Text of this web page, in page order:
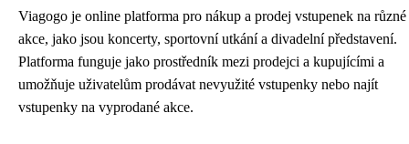
Viagogo je online platforma pro nákup a prodej vstupenek na různé
akce, jako jsou koncerty, sportovní utkání a divadelní představení.
Platforma funguje jako prostředník mezi prodejci a kupujícími a
umožňuje uživatelům prodávat nevyužité vstupenky nebo najít
vstupenky na vyprodané akce.